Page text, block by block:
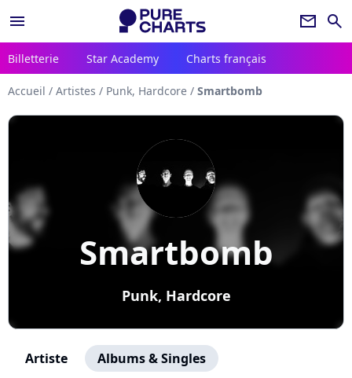
menu newsletter search
Billetterie Star Academy Charts français
Accueil / Artistes / Punk, Hardcore / Smartbomb
Smartbomb
Punk, Hardcore
Artiste Albums & Singles